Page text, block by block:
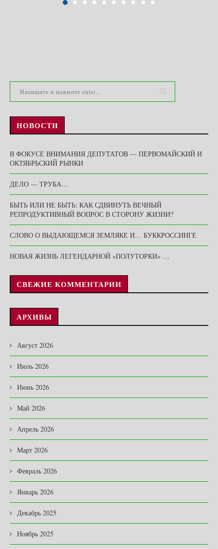
НОВОСТИ
В ФОКУСЕ ВНИМАНИЯ ДЕПУТАТОВ — ПЕРВОМАЙСКИЙ И
ОКТЯБРЬСКИЙ РЫНКИ
ДЕЛО — ТРУБА…
БЫТЬ ИЛИ НЕ БЫТЬ: КАК СДВИНУТЬ ВЕЧНЫЙ
РЕПРОДУКТИВНЫЙ ВОПРОС В СТОРОНУ ЖИЗНИ?
СЛОВО О ВЫДАЮЩЕМСЯ ЗЕМЛЯКЕ И… БУККРОССИНГЕ
НОВАЯ ЖИЗНЬ ЛЕГЕНДАРНОЙ «ПОЛУТОРКИ» …
СВЕЖИЕ КОММЕНТАРИИ
АРХИВЫ
Август 2026
Июль 2026
Июнь 2026
Май 2026
Апрель 2026
Март 2026
Февраль 2026
Январь 2026
Декабрь 2025
Ноябрь 2025